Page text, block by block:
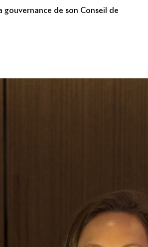
gouvernance de son Conseil de